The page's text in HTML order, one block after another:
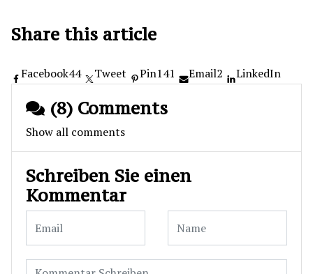
Share this article
Facebook44 Tweet Pin141 Email2 LinkedIn
(8) Comments
Show all comments
Schreiben Sie einen
Kommentar